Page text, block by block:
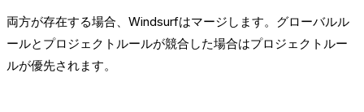
両方が存在する場合、Windsurfはマージします。グローバルル
ールとプロジェクトルールが競合した場合はプロジェクトルー
ルが優先されます。